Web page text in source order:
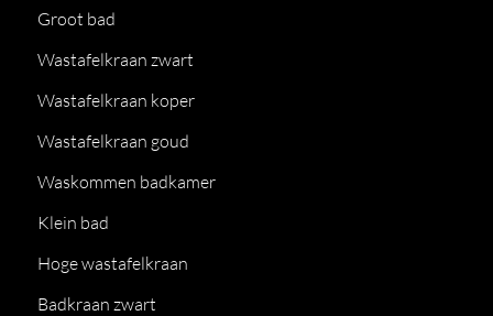
Groot bad
Wastafelkraan zwart
Wastafelkraan koper
Wastafelkraan goud
Waskommen badkamer
Klein bad
Hoge wastafelkraan
Badkraan zwart